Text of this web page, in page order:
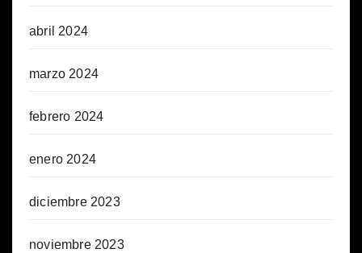
abril 2024
marzo 2024
febrero 2024
enero 2024
diciembre 2023
noviembre 2023